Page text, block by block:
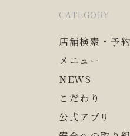
CATEGORY
店舗検索・予約
メニュー
NEWS
こだわり
公式アプリ